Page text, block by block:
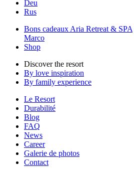
Deu
Rus
Bons cadeaux Aria Retreat & SPA
Marco
Shop
Discover the resort
By love inspiration
By family experience
Le Resort
Durabilité
Blog
FAQ
News
Career
Galerie de photos
Contact